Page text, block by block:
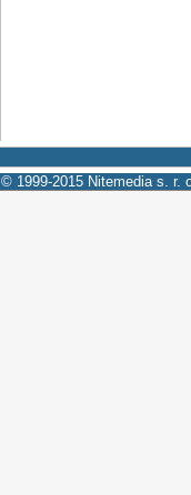
© 1999-2015 Nitemedia s. r.